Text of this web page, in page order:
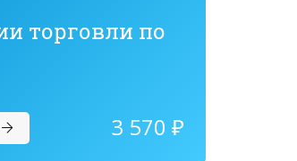
торговли по
3 570 ₽